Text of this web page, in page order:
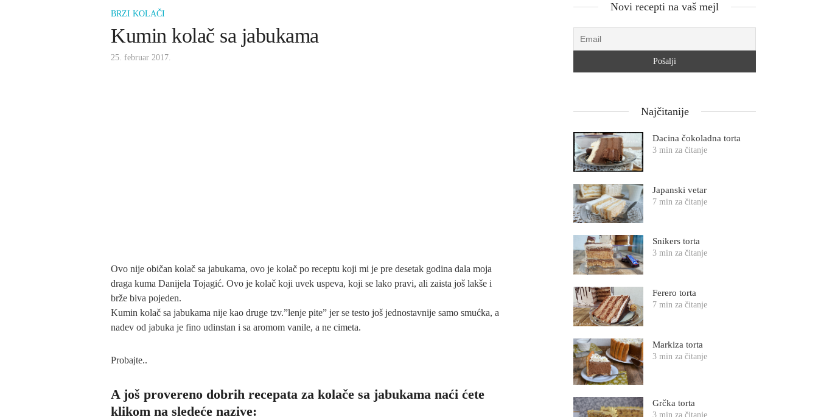
BRZI KOLAČI
Kumin kolač sa jabukama
25. februar 2017.
Ovo nije običan kolač sa jabukama, ovo je kolač po receptu koji mi je pre desetak godina dala moja
draga kuma Danijela Tojagić. Ovo je kolač koji uvek uspeva, koji se lako pravi, ali zaista još lakše i
brže biva pojeden.
Kumin kolač sa jabukama nije kao druge tzv.”lenje pite” jer se testo još jednostavnije samo smućka, a
nadev od jabuka je fino udinstan i sa aromom vanile, a ne cimeta.
Probajte..
A još provereno dobrih recepata za kolače sa jabukama naći ćete
klikom na sledeće nazive:
Novi recepti na vaš mejl
Najčitanije
Dacina čokoladna torta
3 min za čitanje
Japanski vetar
7 min za čitanje
Snikers torta
3 min za čitanje
Ferero torta
7 min za čitanje
Markiza torta
3 min za čitanje
Grčka torta
3 min za čitanje